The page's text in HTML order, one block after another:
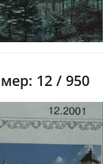
12 / 950